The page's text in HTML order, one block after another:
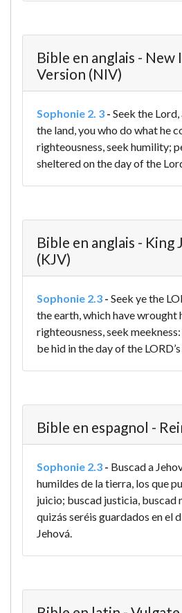
Bible en anglais -
Version (NIV)
Sophonie 2. 3 - Seek the
the land,you who do what he
righteousness, seek humility;
shelteredon the day of the
Bible en anglais - King
(KJV)
Sophonie 2.3 - Seek ye the
the earth, which have wrought
righteousness, seek
be hid in the day of the
Bible en espagnol -
Sophonie 2.3 - Buscad a
humildes de la tierra, los que
juicio; buscad justicia, buscad
quizás seréis guardados en el
Jehová.